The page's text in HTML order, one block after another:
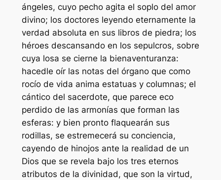
ángeles, cuyo pecho agita el soplo del amor
divino; los doctores leyendo eternamente la
verdad absoluta en sus libros de piedra; los
héroes descansando en los sepulcros, sobre
cuya losa se cierne la bienaventuranza:
hacedle oír las notas del órgano que como
rocío de vida anima estatuas y columnas; el
cántico del sacerdote, que parece eco
perdido de las armonías que forman las
esferas: y bien pronto flaquearán sus
rodillas, se estremecerá su conciencia,
cayendo de hinojos ante la realidad de un
Dios que se revela bajo los tres eternos
atributos de la divinidad, que son la virtud,